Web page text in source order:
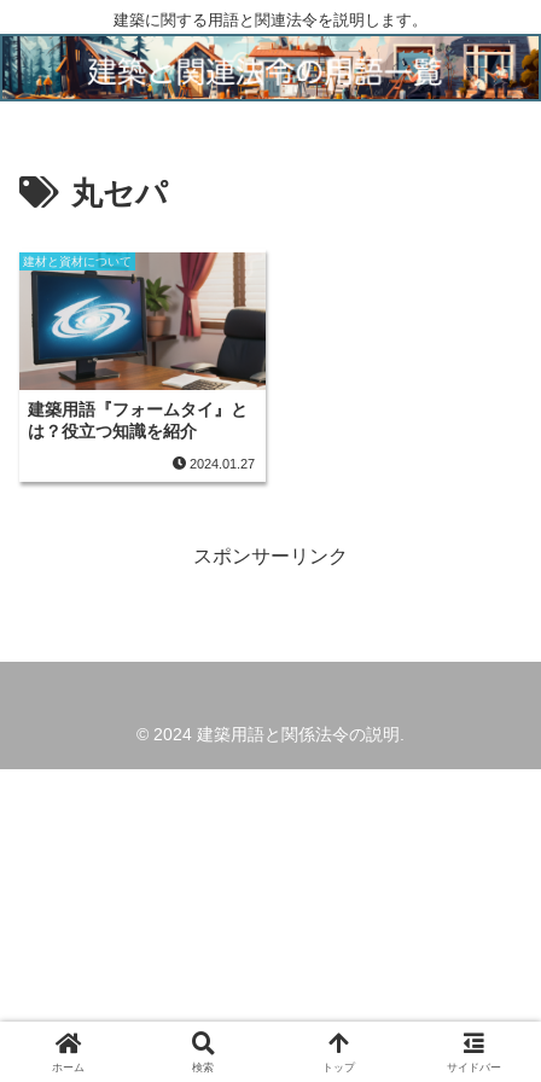
建築に関する用語と関連法令を説明します。
丸セパ
建材と資材について
建築用語『フォームタイ』と
は？役立つ知識を紹介
2024.01.27
スポンサーリンク
© 2024 建築用語と関係法令の説明.
ホーム 検索 トップ サイドバー